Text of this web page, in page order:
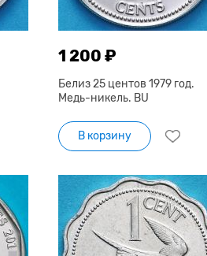
1 200 ₽
Белиз 25 центов 1979 год.
Медь-никель. BU
В корзину